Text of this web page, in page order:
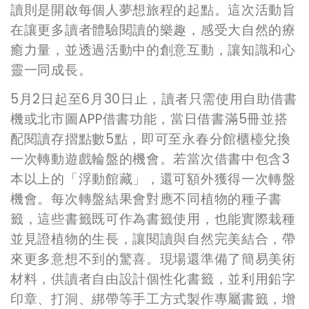
讀則是開啟每個人夢想旅程的起點。這次活動旨
在讓更多讀者體驗閱讀的樂趣，感受大自然的療
癒力量，並透過活動中的創意互動，讓知識和心
靈一同成長。
5月2日起至6月30日止，讀者只需使用自助借書
機或北市圖APP借書功能，當日借書滿5冊並搭
配閱讀存摺點數5點，即可至永春分館櫃檯兌換
一次轉動遊戲輪盤的機會。若當次借書中包含3
本以上的「浮動館藏」，還可額外獲得一次轉盤
機會。每次轉盤結果會對應不同植物的種子書
籤，這些書籤既可作為書籤使用，也能實際栽種
並見證植物的生長，讓閱讀與自然完美結合，帶
來更多意想不到的驚喜。現場還準備了簡易美術
材料，供讀者自由設計個性化書籤，並利用鉛字
印章、打洞、綁帶等手工方式製作專屬書籤，增